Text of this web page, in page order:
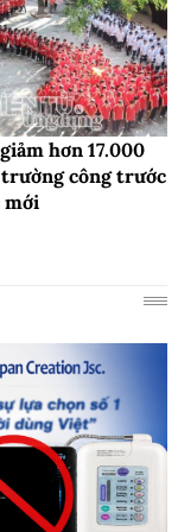
hơn 17.000
công trước
mới